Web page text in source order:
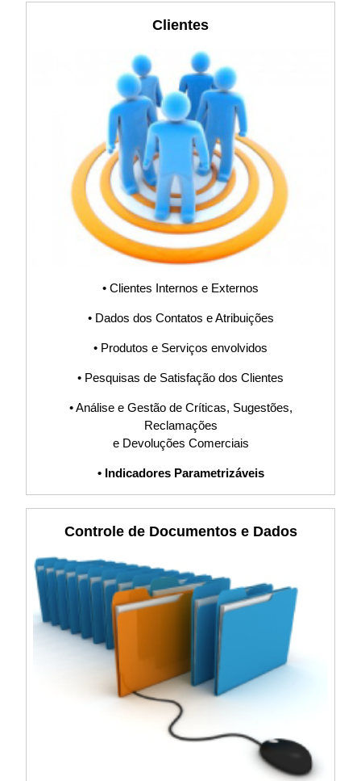
Clientes
• Clientes Internos e Externos
• Dados dos Contatos e Atribuições
• Produtos e Serviços envolvidos
• Pesquisas de Satisfação dos Clientes
• Análise e Gestão de Críticas, Sugestões,
Reclamações
e Devoluções Comerciais
• Indicadores Parametrizáveis
Controle de Documentos e Dados
ISO45001, BPM,
Software, Sistema
S9000, Não
Conformidades,
Ações e Status,
Procedimento,
POP, Fluxograma,
PDCA, Planilha,
Indicadores, KPI,
Software, Sistema
S9000
Requisito,
Procedimento,
POP, Fluxograma,
PDCA, Planilha,
Indicadores, KPI,